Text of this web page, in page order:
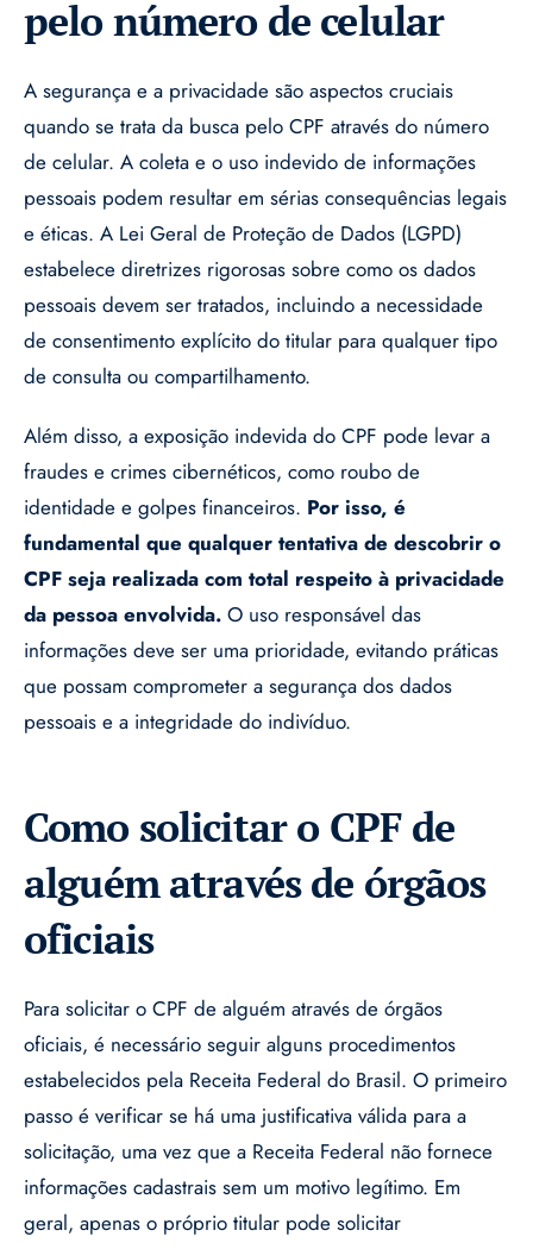
pelo número de celular
A segurança e a privacidade são aspectos cruciais
quando se trata da busca pelo CPF através do número
de celular. A coleta e o uso indevido de informações
pessoais podem resultar em sérias consequências legais
e éticas. A Lei Geral de Proteção de Dados (LGPD)
estabelece diretrizes rigorosas sobre como os dados
pessoais devem ser tratados, incluindo a necessidade
de consentimento explícito do titular para qualquer tipo
de consulta ou compartilhamento.
Além disso, a exposição indevida do CPF pode levar a
fraudes e crimes cibernéticos, como roubo de
identidade e golpes financeiros. Por isso, é
fundamental que qualquer tentativa de descobrir o
CPF seja realizada com total respeito à privacidade
da pessoa envolvida. O uso responsável das
informações deve ser uma prioridade, evitando práticas
que possam comprometer a segurança dos dados
pessoais e a integridade do indivíduo.
Como solicitar o CPF de
alguém através de órgãos
oficiais
Para solicitar o CPF de alguém através de órgãos
oficiais, é necessário seguir alguns procedimentos
estabelecidos pela Receita Federal do Brasil. O primeiro
passo é verificar se há uma justificativa válida para a
solicitação, uma vez que a Receita Federal não fornece
informações cadastrais sem um motivo legítimo. Em
geral, apenas o próprio titular pode solicitar